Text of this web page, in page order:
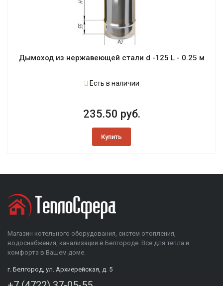
Дымоход из нержавеющей стали d -125 L - 0.25 м
Есть в наличии
235.50 руб.
Купить
Магазин котельного оборудования, систем отопления,
водоснабжения, канализации в Белгороде. Все для тепла и
комфорта в Вашем доме.
г. Белгород, ул. Архиерейская, д. 5